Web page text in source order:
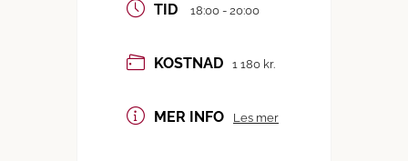
TID 18:00 - 20:00
KOSTNAD 1 180 kr.
MER INFO Les mer